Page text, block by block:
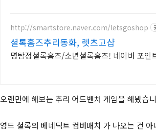
http://smartstore.naver.com/letsgoshop
셜록홈즈추리동화, 렛츠고샵
명탐정셜록홈즈/소년셜록홈즈! 네이버 포인
오랜만에 해보는 추리 어드벤처 게임을 해봤습
영드 셜록의 베네딕트 컴버배치 가 나오는 건